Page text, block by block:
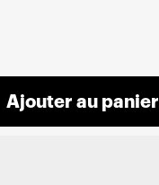
Ajouter au panier